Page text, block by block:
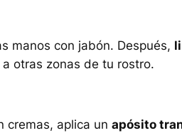
manos con jabón. Después,
otras zonas de tu rostro.
cremas, aplica un apósito